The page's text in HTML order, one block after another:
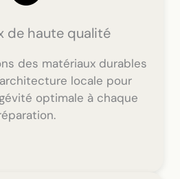
de haute qualité
des matériaux durables
locale pour
optimale à chaque